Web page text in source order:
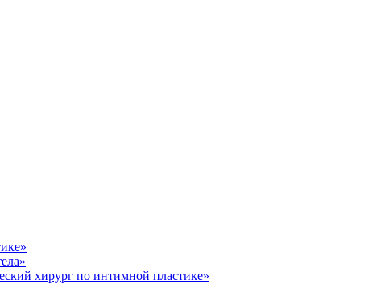
хирург по интимной пластике»